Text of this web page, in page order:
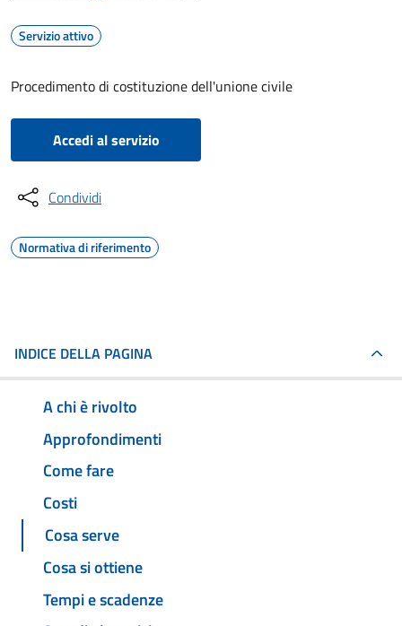
Servizio attivo
Procedimento di costituzione dell'unione civile
Accedi al servizio
Condividi
Normativa di riferimento
INDICE DELLA PAGINA
A chi è rivolto
Approfondimenti
Come fare
Costi
Cosa serve
Cosa si ottiene
Tempi e scadenze